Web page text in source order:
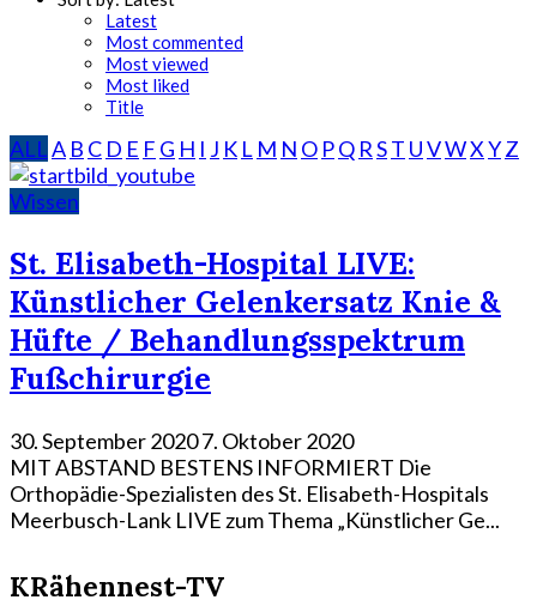
Latest
Most commented
Most viewed
Most liked
Title
ALLA B C D E F G H I J K L M N O PQ RST UVWXYZ
Wissen
St. Elisabeth-Hospital LIVE:
Künstlicher Gelenkersatz Knie &
Hüfte / Behandlungsspektrum
Fußchirurgie
30. September 20207. Oktober 2020
MIT ABSTAND BESTENS INFORMIERT Die
Orthopädie-Spezialisten des St. Elisabeth-Hospitals
Meerbusch-Lank LIVE zum Thema „Künstlicher Ge...
KRähennest-TV